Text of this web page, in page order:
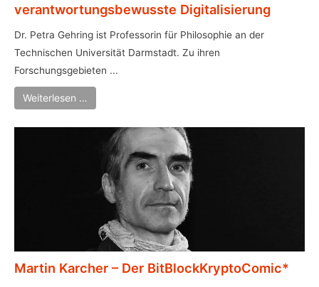
verantwortungsbewusste Digitalisierung
Dr. Petra Gehring ist Professorin für Philosophie an der
Technischen Universität Darmstadt. Zu ihren
Forschungsgebieten ...
Weiterlesen …
Martin Karcher – Der BitBlockKryptoComic*